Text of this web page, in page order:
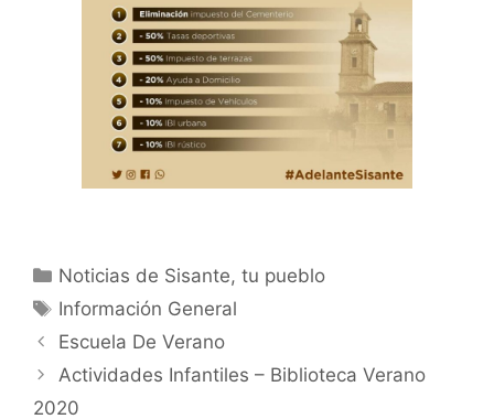
Noticias de Sisante, tu pueblo
Información General
Escuela De Verano
Actividades Infantiles – Biblioteca Verano
2020